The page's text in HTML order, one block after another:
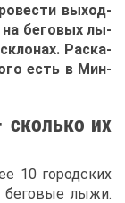
вы­ход­
на бе­го­вых лы­
Рас­ка­
есть в Мин­
их
10 го­род­ских
бе­го­вые лы­жи.